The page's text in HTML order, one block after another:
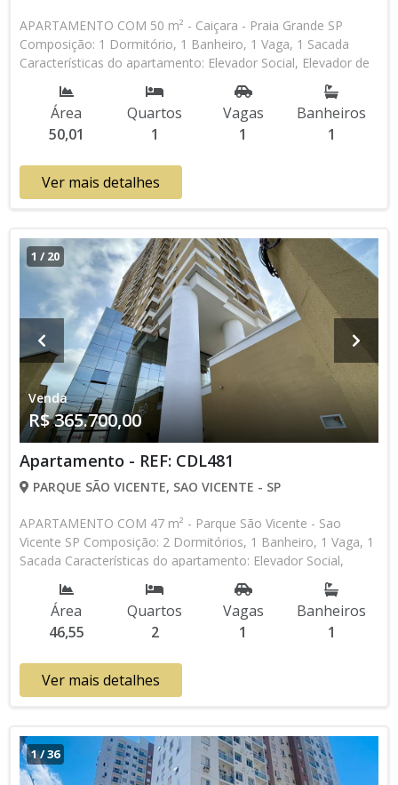
APARTAMENTO COM 50 m² - Caiçara - Praia Grande SP
Composição: 1 Dormitório, 1 Banheiro, 1 Vaga, 1 Sacada
Características do apartamento: Elevador Social, Elevador de
Serviço, Acessibilidade, Portão Automático, Água Individual,
Gás Encanado, Home Box, Piscina, Sauna, Salão de Jogos,
Salão de Festas, Espaço Kids, Academia, Churrasqueira Aceita
Financiamento Bancário * Os valores e disponibilidade podem
contato com nossa equipe
Área
50,01
Quartos
1
Vagas
1
Banheiros
1
Ver mais detalhes
1 / 20
Venda
R$ 365.700,00
Apartamento - REF: CDL481
PARQUE SÃO VICENTE, SAO VICENTE - SP
APARTAMENTO COM 47 m² - Parque São Vicente - Sao
Vicente SP Composição: 2 Dormitórios, 1 Banheiro, 1 Vaga, 1
Sacada Características do apartamento: Elevador Social,
Elevador de Serviço, Acessibilidade, Portão Automático,
Interfone, Água Individual, Piscina, Salão de Jogos, Salão de
Festas, Espaço Kids, Churrasqueira Aceita Financiamento
Bancário Lançamento, Pronto para Morar * Os valores e
verificar entrando em contato com nossa equipe
Área
46,55
Quartos
2
Vagas
1
Banheiros
1
Ver mais detalhes
1/36